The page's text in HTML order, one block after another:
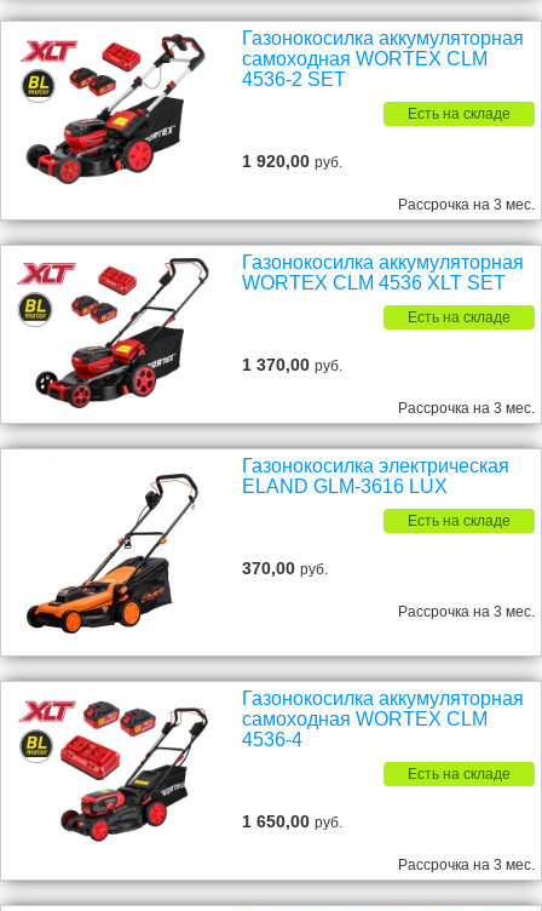
Газонокосилка аккумуляторная
самоходная WORTEX CLM
4536-2 SET
Есть на складе
1 920,00руб.
Рассрочка на 3 мес.
Газонокосилка аккумуляторная
WORTEX CLM 4536 XLT SET
Есть на складе
1 370,00руб.
Рассрочка на 3 мес.
Газонокосилка электрическая
ELAND GLM-3616 LUX
Есть на складе
370,00руб.
Рассрочка на 3 мес.
Газонокосилка аккумуляторная
самоходная WORTEX CLM
4536-4
Есть на складе
1 650,00руб.
Рассрочка на 3 мес.